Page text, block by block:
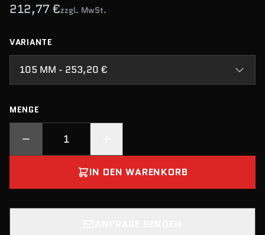
212,77 €zzgl. MwSt.
VARIANTE
105 MM - 253,20 €
MENGE
IN DEN WARENKORB